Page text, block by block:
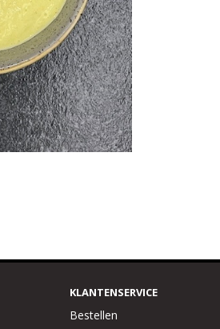
KLANTENSERVICE
Bestellen